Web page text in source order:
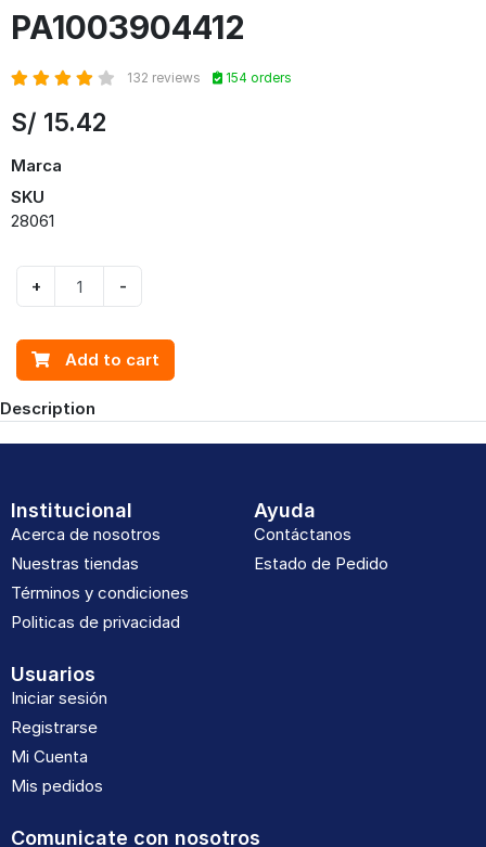
PA1003904412
132 reviews 154 orders
S/ 15.42
Marca
SKU
28061
+ -
Add to cart
Description
Institucional
Acerca de nosotros
Nuestras tiendas
Términos y condiciones
Politicas de privacidad
Ayuda
Contáctanos
Estado de Pedido
Usuarios
Iniciar sesión
Registrarse
Mi Cuenta
Mis pedidos
Comunicate con nosotros